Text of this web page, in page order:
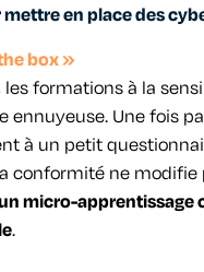
en place des
box»
les formations à la
ennuyeuse. Une fois
à un petit
conformité ne modifie
micro-apprentissage
.